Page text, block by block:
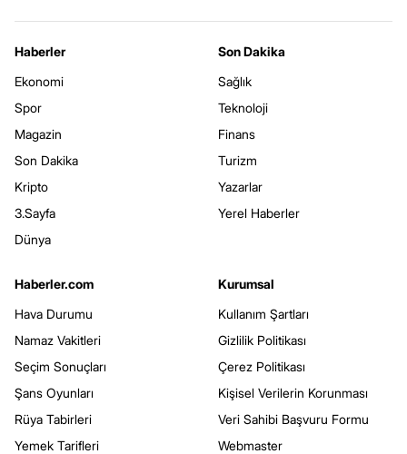
Haberler
Ekonomi
Spor
Magazin
Son Dakika
Kripto
3.Sayfa
Dünya
Son Dakika
Sağlık
Teknoloji
Finans
Turizm
Yazarlar
Yerel Haberler
Haberler.com
Hava Durumu
Namaz Vakitleri
Seçim Sonuçları
Şans Oyunları
Rüya Tabirleri
Yemek Tarifleri
Kurumsal
Kullanım Şartları
Gizlilik Politikası
Çerez Politikası
Kişisel Verilerin Korunması
Veri Sahibi Başvuru Formu
Webmaster